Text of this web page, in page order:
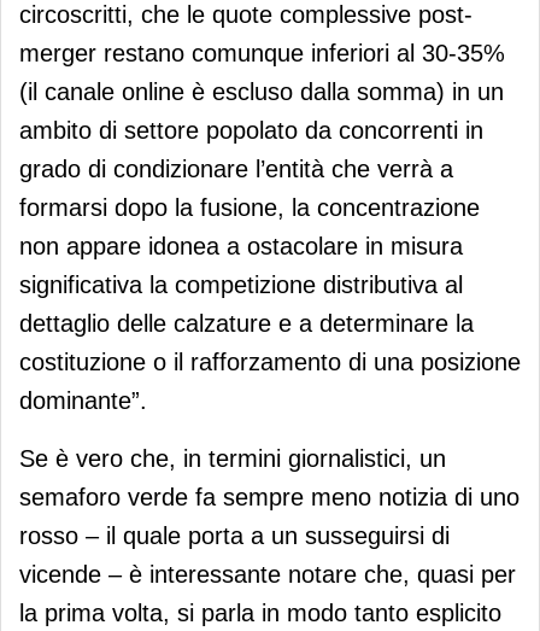
circoscritti, che le quote complessive post-
merger restano comunque inferiori al 30-35%
(il canale online è escluso dalla somma) in un
ambito di settore popolato da concorrenti in
grado di condizionare l’entità che verrà a
formarsi dopo la fusione, la concentrazione
non appare idonea a ostacolare in misura
significativa la competizione distributiva al
dettaglio delle calzature e a determinare la
costituzione o il rafforzamento di una posizione
dominante”.
Se è vero che, in termini giornalistici, un
semaforo verde fa sempre meno notizia di uno
rosso – il quale porta a un susseguirsi di
vicende – è interessante notare che, quasi per
la prima volta, si parla in modo tanto esplicito